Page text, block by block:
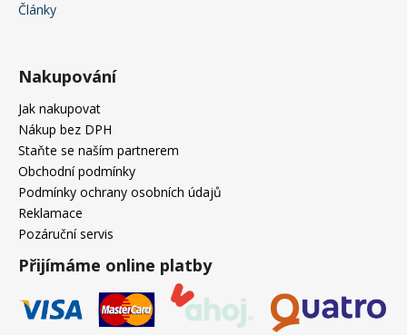
Články
Nakupování
Jak nakupovat
Nákup bez DPH
Staňte se naším partnerem
Obchodní podmínky
Podmínky ochrany osobních údajů
Reklamace
Pozáruční servis
Přijímáme online platby